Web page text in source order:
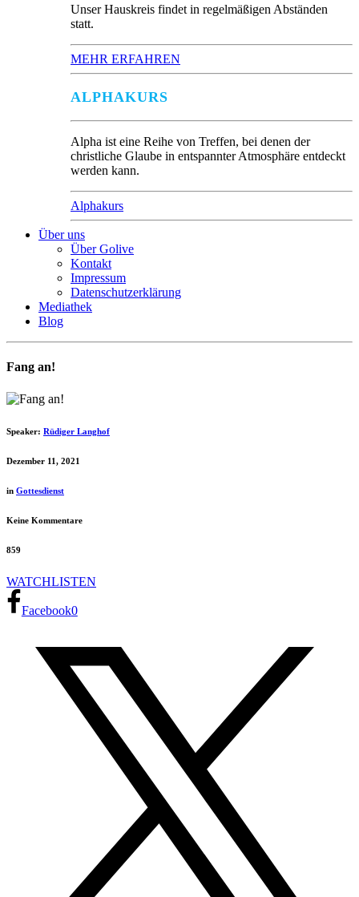
Unser Hauskreis findet in regelmäßigen Abständen
statt.
MEHR ERFAHREN
ALPHAKURS
Alpha ist eine Reihe von Treffen, bei denen der
christliche Glaube in entspannter Atmosphäre entdeckt
werden kann.
Alphakurs
Über uns
Über Golive
Kontakt
Impressum
Datenschutzerklärung
Mediathek
Blog
Fang an!
Speaker: Rüdiger Langhof
Dezember 11, 2021
in Gottesdienst
Keine Kommentare
859
WATCHLISTEN
Facebook0